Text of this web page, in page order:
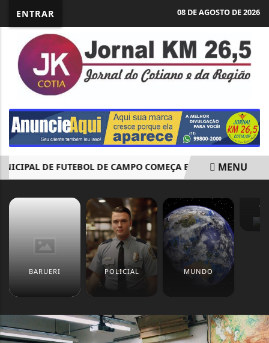
ENTRAR 08 DE AGOSTO DE 2026
DE FUTEBOL DE CAMPO COMEÇA EM AGOSTO COM 140
MENU
BARUERI POLICIAL MUNDO